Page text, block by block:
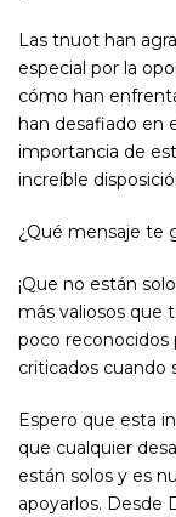
Las tnuot han
especial por la
cómo han
han desafiado en
importancia de
increíble
¿Qué mensaje te
¡Que no están
más valiosos que
poco reconocidos
criticados cuando
Espero que esta
que cualquier
están solos y es
apoyarlos. Desde